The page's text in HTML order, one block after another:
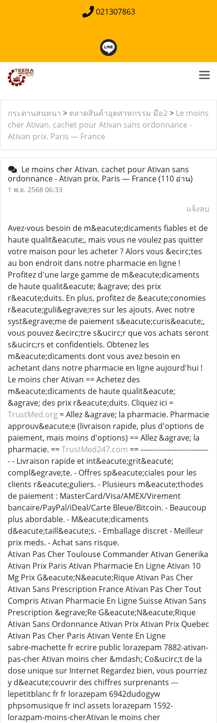
021307863
กระดานสนทนา > ตลาดสินค้าอุตสาหกรรม มือ2> Le moins
cher Ativan. cachet pour Ativan sans ordonnance -
Ativan prix. Paris — France
Le moins cher Ativan. cachet pour Ativan sans
ordonnance - Ativan prix. Paris — France(110 อ่าน)
1 พ.ย. 2568 06:33
แจ้งลบ
Avez-vous besoin de m&eacute;dicaments fiables et de
haute qualit&eacute;, mais vous ne voulez pas quitter
votre maison pour les acheter ? Alors vous &ecirc;tes
au bon endroit dans notre pharmacie en ligne !
Profitez d'une large gamme de m&eacute;dicaments
de haute qualit&eacute; &agrave; des prix
r&eacute;duits. En plus, profitez de &eacute;conomies
r&eacute;guli&egrave;res sur les ajouts. Avec notre
syst&egrave;me de paiement s&eacute;curis&eacute;,
vous pouvez &ecirc;tre s&ucirc;r que vos achats seront
s&ucirc;rs et confidentiels. Obtenez les
m&eacute;dicaments dont vous avez besoin en
achetant dans notre pharmacie en ligne aujourd'hui !
Le moins cher Ativan == Achetez des
m&eacute;dicaments de haute qualit&eacute;
&agrave; des prix r&eacute;duits. Cliquez ici =
TrustMed.org = Allez &agrave; la pharmacie. Pharmacie
approuv&eacute;e (livraison rapide, plus d'options de
paiement, mais moins d'options) == Allez &agrave; la
pharmacie. ==TrustMed247.com == ----------------------------
- - Livraison rapide et int&eacute;grit&eacute;
compl&egrave;te. - Offres sp&eacute;ciales pour les
clients r&eacute;guliers. - Plusieurs m&eacute;thodes
de paiement : MasterCard/Visa/AMEX/Virement
bancaire/PayPal/iDeal/Carte Bleue/Bitcoin. - Beaucoup
plus abordable. - M&eacute;dicaments
d&eacute;taill&eacute;s. - Emballage discret - Meilleur
prix meds. - Achat sans risque.
Ativan Pas Cher Toulouse Commander Ativan Generika
Ativan Prix Paris Ativan Pharmacie En Ligne Ativan 10
Mg Prix G&eacute;N&eacute;Rique Ativan Pas Cher
Ativan Sans Prescription France Ativan Pas Cher Tout
Compris Ativan Pharmacie En Ligne Suisse Ativan Sans
Prescription &egrave;Re G&eacute;N&eacute;Rique
Ativan Sans Ordonnance Ativan Prix Ativan Prix Quebec
Ativan Pas Cher Paris Ativan Vente En Ligne
sabre-machette fr ecrire public lorazepam 7882-ativan-
pas-cher Ativan moins cher &mdash; Co&ucirc;t de la
dose unique sur Internet Regardez bien, vous pourriez
y d&eacute;couvrir des chiffres surprenants ---
lepetitblanc fr fr lorazepam 6942dudogyw
phpsomusique fr incl assets lorazepam 1592-
lorazpam-moins-cherAtivan le moins cher